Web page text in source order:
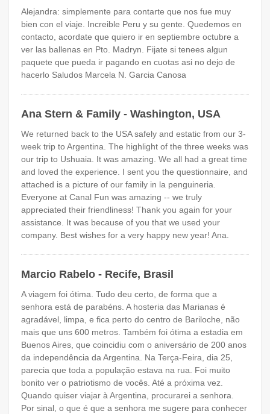
Alejandra: simplemente para contarte que nos fue muy
bien con el viaje. Increible Peru y su gente. Quedemos en
contacto, acordate que quiero ir en septiembre octubre a
ver las ballenas en Pto. Madryn. Fijate si tenees algun
paquete que pueda ir pagando en cuotas asi no dejo de
hacerlo Saludos Marcela N. Garcia Canosa
Ana Stern & Family - Washington, USA
We returned back to the USA safely and estatic from our 3-
week trip to Argentina. The highlight of the three weeks was
our trip to Ushuaia. It was amazing. We all had a great time
and loved the experience. I sent you the questionnaire, and
attached is a picture of our family in la penguineria.
Everyone at Canal Fun was amazing -- we truly
appreciated their friendliness! Thank you again for your
assistance. It was because of you that we used your
company. Best wishes for a very happy new year! Ana.
Marcio Rabelo - Recife, Brasil
A viagem foi ótima. Tudo deu certo, de forma que a
senhora está de parabéns. A hosteria das Marianas é
agradável, limpa, e fica perto do centro de Bariloche, não
mais que uns 600 metros. Também foi ótima a estadia em
Buenos Aires, que coincidiu com o aniversário de 200 anos
da independência da Argentina. Na Terça-Feira, dia 25,
parecia que toda a população estava na rua. Foi muito
bonito ver o patriotismo de vocês. Até a próxima vez.
Quando quiser viajar à Argentina, procurarei a senhora.
Por sinal, o que é que a senhora me sugere para conhecer